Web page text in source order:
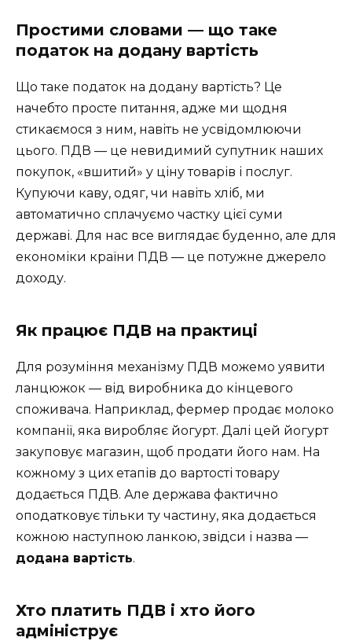
Простими словами — що таке
податок на додану вартість
Що таке податок на додану вартість? Це
начебто просте питання, адже ми щодня
стикаємося з ним, навіть не усвідомлюючи
цього. ПДВ — це невидимий супутник наших
покупок, «вшитий» у ціну товарів і послуг.
Купуючи каву, одяг, чи навіть хліб, ми
автоматично сплачуємо частку цієї суми
державі. Для нас все виглядає буденно, але для
економіки країни ПДВ — це потужне джерело
доходу.
Як працює ПДВ на практиці
Для розуміння механізму ПДВ можемо уявити
ланцюжок — від виробника до кінцевого
споживача. Наприклад, фермер продає молоко
компанії, яка виробляє йогурт. Далі цей йогурт
закуповує магазин, щоб продати його нам. На
кожному з цих етапів до вартості товару
додається ПДВ. Але держава фактично
оподатковує тільки ту частину, яка додається
кожною наступною ланкою, звідси і назва —
додана вартість.
Хто платить ПДВ і хто його
адмініструє